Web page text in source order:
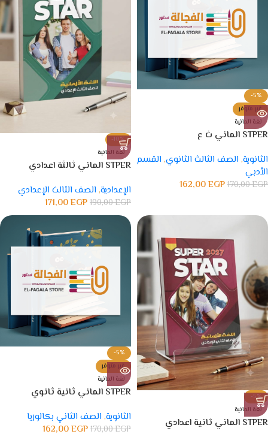
-5%
غير متوفر
لغة المانية
STPER الماني ث ع
الثانوية, الصف الثالث الثانوي, القسم
الأدبي
170,00EGP
162,00EGP
-10%
لغة المانية
STPER الماني ثالثة اعدادي
الإعدادية, الصف الثالث الإعدادي
190,00EGP
171,00EGP
-5%
لغة المانية
STPER الماني ثانية اعدادي
-5%
غير متوفر
لغة المانية
STPER الماني ثانية ثانوي
الثانوية, الصف الثاني بكالوريا
170,00EGP
162,00EGP